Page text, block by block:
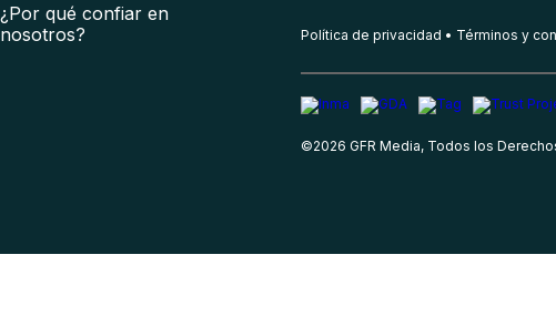
¿Por qué confiar en
nosotros?
Política de privacidad Términos y
©2026 GFR Media, Todos los